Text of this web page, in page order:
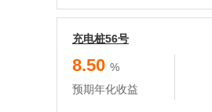
充电桩56号
8.50 %
预期年化收益